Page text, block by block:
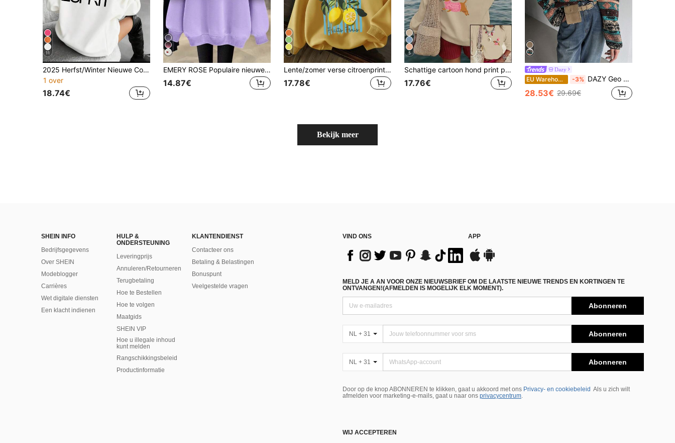
11
2025 Herfst/Winter Nieuwe Collectie: Merk Dames Warme Fleece Losse Fit Sweatshirt, Casual Stijl Ontspannen En Vrij, Geschikt Voor De Winter
1 over
18.74€
EMERY ROSE Populaire nieuwe Ombre Regular dames sweatshirt met ronde hals
14.87€
9
Lente/zomer verse citroenprint katoenen sweatshirt, nieuwe lente/zomer collectie: lente/zomer sweatshirts, lente/zomer dameskleding
17.78€
5
Schattige cartoon hond print plus size losse top, vakantie reizen strand, verjaardag, feest, bijeenkomst
17.76€
Dazy
EU Warehouse -3% DAZY Geo Print Half Zip Drop Shoulder Sweatshirt Boho, thermisch gevoerd
28.53€ 29.69€
Bekijk meer
SHEIN INFO
Bedrijfsgegevens
Over SHEIN
Modeblogger
Carrières
Wet digitale diensten
Een klacht indienen
HULP &
ONDERSTEUNING
Leveringprijs
Annuleren/Retourneren
Terugbetaling
Hoe te Bestellen
Hoe te volgen
Maatgids
SHEIN VIP
Hoe u illegale inhoud
kunt melden
Rangschikkingsbeleid
​Productinformatie
KLANTENDIENST
Contacteer ons
Betaling & Belastingen
Bonuspunt
Veelgestelde vragen
VIND ONS APP
MELD JE A AN VOOR ONZE NIEUWSBRIEF OM DE LAATSTE NIEUWE TRENDS EN KORTINGEN TE
ONTVANGEN!(AFMELDEN IS MOGELIJK ELK MOMENT).
Abonneren
NL + 31 Abonneren
NL + 31 Abonneren
Door op de knop ABONNEREN te klikken, gaat u akkoord met ons Privacy- en cookiebeleid Als u zich wilt
afmelden voor marketing-e-mails, gaat u naar ons privacycentrum.
WIJ ACCEPTEREN